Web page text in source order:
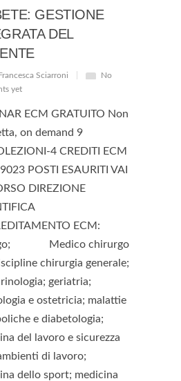
GESTIONE
DEL
Sciarroni
No
yet
ECM GRATUITO Non
on demand 9
4 CREDITI ECM
POSTI ESAURITI VAI
DIREZIONE
ECM:
Medico chirurgo
chirurgia generale;
geriatria;
e ostetricia; malattie
e diabetologia;
del lavoro e sicurezza
di lavoro;
dello sport; medicina